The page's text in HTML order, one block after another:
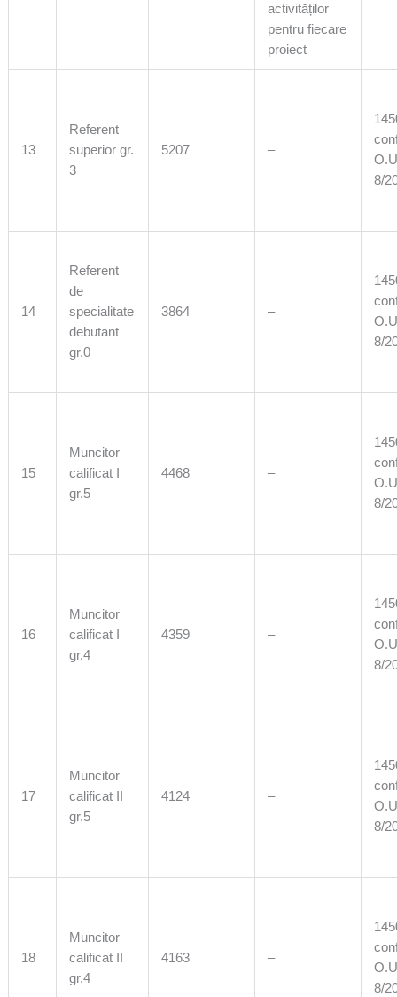
activităților
pentru fiecare
proiect
13
Referent
superior gr.
3
5207 –
8/
14
Referent
de
specialitate
debutant
gr.0
3864 –
8/
15
Muncitor
calificat I
gr.5
4468 –
8/
16
Muncitor
calificat I
gr.4
4359 –
8/
17
Muncitor
calificat II
gr.5
4124 –
8/
18
Muncitor
calificat II
gr.4
4163 –
8/